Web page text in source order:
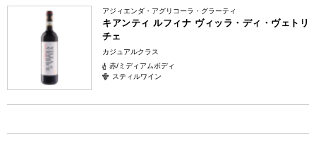
アジィエンダ・アグリコーラ・グラーティ
キアンティ ルフィナ ヴィッラ・ディ・ヴェトリ
チェ
カジュアルクラス
赤/ミディアムボディ
スティルワイン